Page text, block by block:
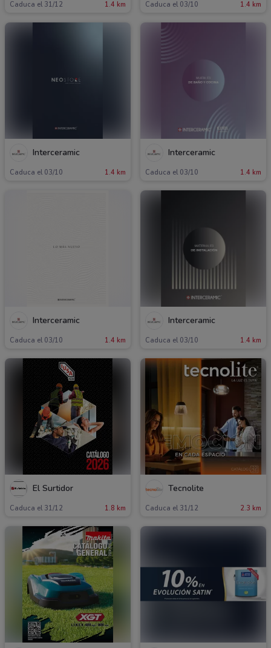
Caduca el 31/12 1.4 km Caduca el 03/10 1.4 km
Interceramic
Caduca el 03/10 1.4 km
Interceramic
Caduca el 03/10 1.4 km
Interceramic
Caduca el 03/10 1.4 km
Interceramic
Caduca el 03/10 1.4 km
El Surtidor
Caduca el 31/12 1.8 km
Tecnolite
Caduca el 31/12 2.3 km